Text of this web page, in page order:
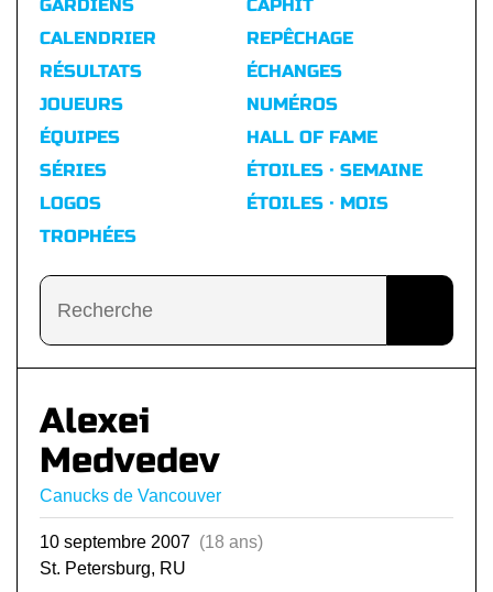
GARDIENS
CALENDRIER
RÉSULTATS
CAPHIT
REPÊCHAGE
ÉCHANGES
JOUEURS
ÉQUIPES
SÉRIES
LOGOS
TROPHÉES
NUMÉROS
HALL OF FAME
ÉTOILES · SEMAINE
ÉTOILES · MOIS
Alexei
Medvedev
Canucks de Vancouver
10 septembre 2007 (18 ans)
St. Petersburg, RU